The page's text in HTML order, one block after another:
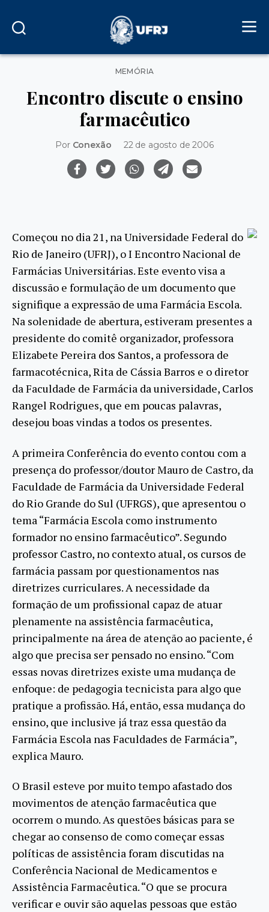
Categorias
MEMÓRIA
Encontro discute o ensino
farmacêutico
Por Conexão 22 de agosto de 2006
Começou no dia 21, na Universidade Federal do
Rio de Janeiro (UFRJ), o I Encontro Nacional de
Farmácias Universitárias. Este evento visa a
discussão e formulação de um documento que
signifique a expressão de uma Farmácia Escola.
Na solenidade de abertura, estiveram presentes a
presidente do comitê organizador, professora
Elizabete Pereira dos Santos, a professora de
farmacotécnica, Rita de Cássia Barros e o diretor
da Faculdade de Farmácia da universidade, Carlos
Rangel Rodrigues, que em poucas palavras,
desejou boas vindas a todos os presentes.
A primeira Conferência do evento contou com a
presença do professor/doutor Mauro de Castro, da
Faculdade de Farmácia da Universidade Federal
do Rio Grande do Sul (UFRGS), que apresentou o
tema “Farmácia Escola como instrumento
formador no ensino farmacêutico”. Segundo
professor Castro, no contexto atual, os cursos de
farmácia passam por questionamentos nas
diretrizes curriculares. A necessidade da
formação de um profissional capaz de atuar
plenamente na assistência farmacêutica,
principalmente na área de atenção ao paciente, é
algo que precisa ser pensado no ensino. “Com
essas novas diretrizes existe uma mudança de
enfoque: de pedagogia tecnicista para algo que
pratique a profissão. Há, então, essa mudança do
ensino, que inclusive já traz essa questão da
Farmácia Escola nas Faculdades de Farmácia”,
explica Mauro.
O Brasil esteve por muito tempo afastado dos
movimentos de atenção farmacêutica que
ocorrem o mundo. As questões básicas para se
chegar ao consenso de como começar essas
políticas de assistência foram discutidas na
Conferência Nacional de Medicamentos e
Assistência Farmacêutica. “O que se procura
verificar e ouvir são aquelas pessoas que estão